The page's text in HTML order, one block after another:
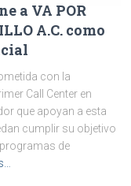
a VA POR
A.C. como
con la
Call Center en
que apoyan a esta
cumplir su objetivo
de